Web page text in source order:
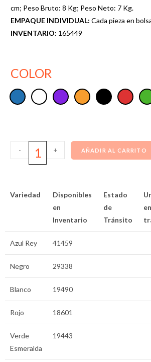
cm; Peso Bruto: 8 Kg; Peso Neto: 7 Kg.
EMPAQUE INDIVIDUAL: Cada pieza en
INVENTARIO: 165449
COLOR
- + AÑADIR AL CARRITO
Variedad
Disponibles
en
Inventario
Estado
de
Tránsito
en
Azul Rey 41459
Negro 29338
Blanco 19490
Rojo 18601
Verde
Esmeralda
19443